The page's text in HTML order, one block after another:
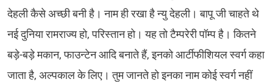
देहली कैसे अच्छी बनी है। नाम ही रखा है न्यु देहली। बापू जी चाहते थे
नई दुनिया रामराज्य हो, परिस्तान हो। यह तो टैम्परेरी पॉम्प है। कितने
बड़े-बड़े मकान, फाउन्टेन आदि बनाते हैं, इनको आर्टीफीशियल स्वर्ग कहा
जाता है, अल्पकाल के लिए। तुम जानते हो इनका नाम कोई स्वर्ग नहीं